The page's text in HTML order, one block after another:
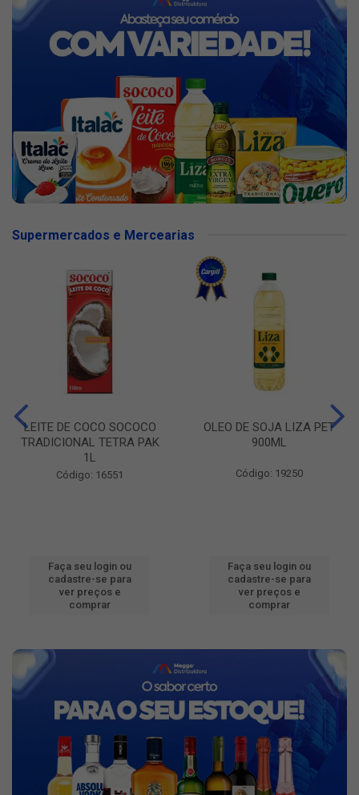
Supermercados e Mercearias
LEITE DE COCO SOCOCO
TRADICIONAL TETRA PAK
1L
Código: 16551
Faça seu login ou
cadastre-se para
ver preços e
comprar
OLEO DE SOJA LIZA PET
900ML
Código: 19250
Faça seu login ou
cadastre-se para
ver preços e
comprar